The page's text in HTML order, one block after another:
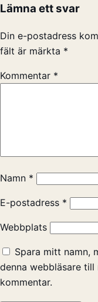
Lämna ett svar
Din e-postadress
fält är märkta *
Kommentar *
Namn *
E-postadress *
Webbplats
Spara mitt namn,
denna webbläsare
kommentar.